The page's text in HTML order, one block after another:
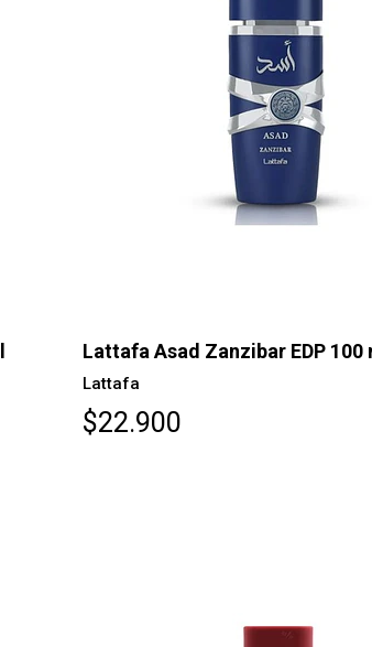
Lattafa Asad Zanzibar EDP 100
Lattafa
$22.900